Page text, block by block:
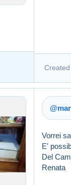
Vorrei
E'
Del
Renata